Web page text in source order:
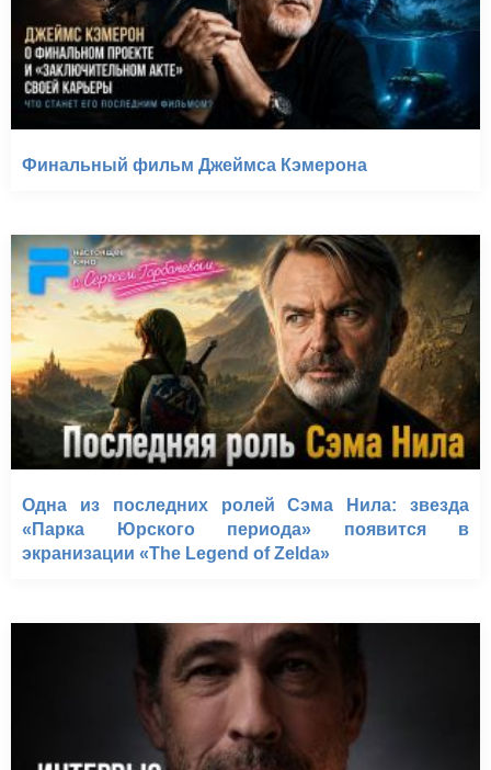
Финальный фильм Джеймса Кэмерона
Одна из последних ролей Сэма Нила: звезда
«Парка Юрского периода» появится в
экранизации «The Legend of Zelda»